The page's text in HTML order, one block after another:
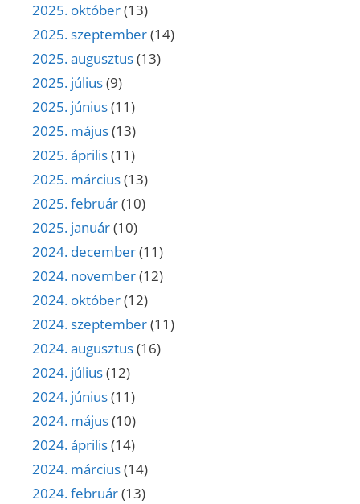
2025. október(13)
2025. szeptember(14)
2025. augusztus(13)
2025. július(9)
2025. június(11)
2025. május(13)
2025. április(11)
2025. március(13)
2025. február(10)
2025. január(10)
2024. december(11)
2024. november(12)
2024. október(12)
2024. szeptember(11)
2024. augusztus(16)
2024. július(12)
2024. június(11)
2024. május(10)
2024. április(14)
2024. március(14)
2024. február(13)